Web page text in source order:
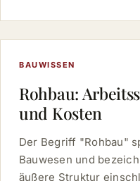
BAUWISSEN
Rohbau:
und Kosten
Der Begriff "Rohbau"
Bauwesen und
äußere Struktur